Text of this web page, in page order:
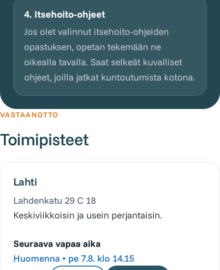
4. Itsehoito-ohjeet
Jos olet valinnut itsehoito-ohjeiden
opastuksen, opetan tekemään ne
oikealla tavalla. Saat selkeät kuvalliset
ohjeet, joilla jatkat kuntoutumista kotona.
VASTAANOTTO
Toimipisteet
Lahti
Lahdenkatu 29 C 18
Keskiviikkoisin ja usein perjantaisin.
Seuraava vapaa aika
Huomenna • pe 7.8. klo 14.15